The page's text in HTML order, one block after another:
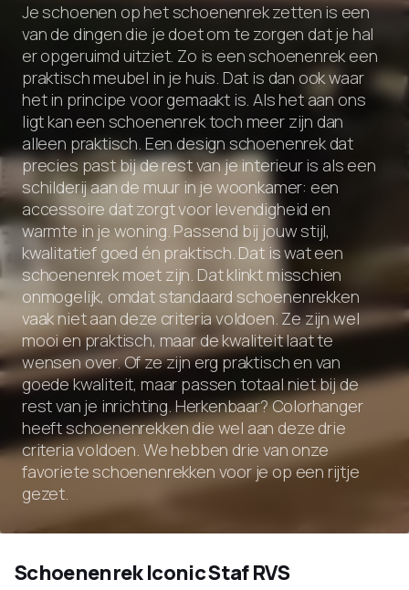
Je schoenen op het schoenenrek zetten is een
van de dingen die je doet om te zorgen dat je hal
er opgeruimd uitziet. Zo is een schoenenrek een
praktisch meubel in je huis. Dat is dan ook waar
het in principe voor gemaakt is. Als het aan ons
ligt kan een schoenenrek toch meer zijn dan
alleen praktisch. Een design schoenenrek dat
precies past bij de rest van je interieur is als een
schilderij aan de muur in je woonkamer: een
accessoire dat zorgt voor levendigheid en
warmte in je woning. Passend bij jouw stijl,
kwalitatief goed én praktisch. Dat is wat een
schoenenrek moet zijn. Dat klinkt misschien
onmogelijk, omdat standaard schoenenrekken
vaak niet aan deze criteria voldoen. Ze zijn wel
mooi en praktisch, maar de kwaliteit laat te
wensen over. Of ze zijn erg praktisch en van
goede kwaliteit, maar passen totaal niet bij de
rest van je inrichting. Herkenbaar? Colorhanger
heeft schoenenrekken die wel aan deze drie
criteria voldoen. We hebben drie van onze
favoriete schoenenrekken voor je op een rijtje
gezet.
Schoenenrek Iconic Staf RVS